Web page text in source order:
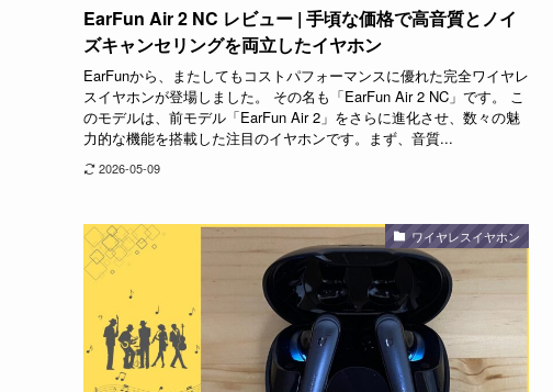
EarFun Air 2 NC レビュー | 手頃な価格で高音質とノイ
ズキャンセリングを両立したイヤホン
EarFunから、またしてもコストパフォーマンスに優れた完全ワイヤレ
スイヤホンが登場しました。 その名も「EarFun Air 2 NC」です。 こ
のモデルは、前モデル「EarFun Air 2」をさらに進化させ、数々の魅
力的な機能を搭載した注目のイヤホンです。まず、音質...
2026-05-09
ワイヤレスイヤホン